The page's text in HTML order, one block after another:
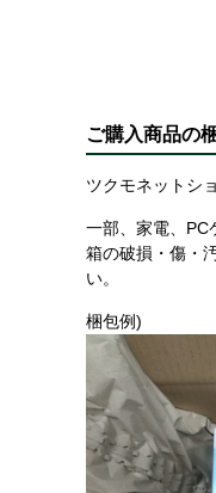
ご購入商品の
ツクモネットシ
一部、家電、PC
箱の破損・傷・
い。
梱包例)